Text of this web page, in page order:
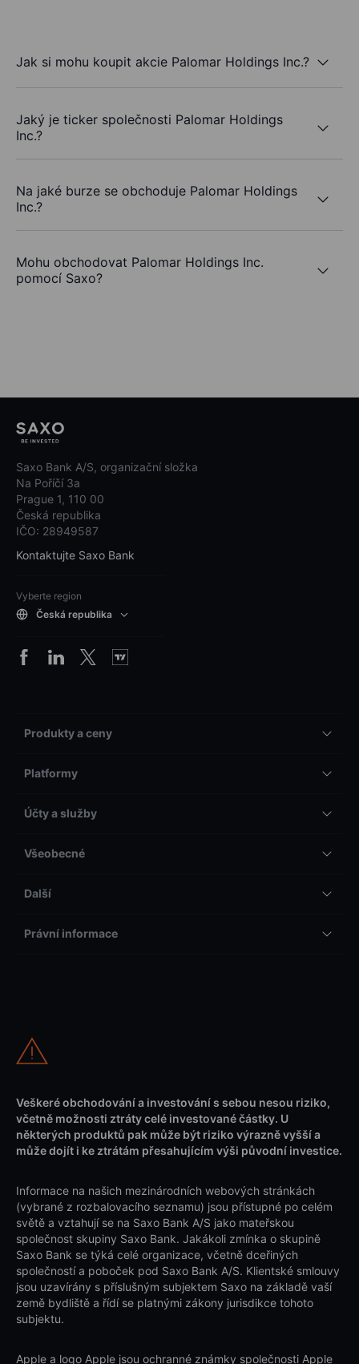
Jak si mohu koupit akcie Palomar Holdings Inc.?
Jaký je ticker společnosti Palomar Holdings
Inc.?
Na jaké burze se obchoduje Palomar Holdings
Inc.?
Mohu obchodovat Palomar Holdings Inc.
pomocí Saxo?
Saxo Bank A/S, organizační složka
Na Poříčí 3a
Prague 1, 110 00
Česká republika
IČO: 28949587
Kontaktujte Saxo Bank
Vyberte region
Česká republika
Produkty a ceny
Platformy
Účty a služby
Všeobecné
Další
Právní informace
Veškeré obchodování a investování s sebou nesou riziko,
včetně možnosti ztráty celé investované částky. U
některých produktů pak může být riziko výrazně vyšší a
může dojít i ke ztrátám přesahujícím výši původní investice.
Informace na našich mezinárodních webových stránkách
(vybrané z rozbalovacího seznamu) jsou přístupné po celém
světě a vztahují se na Saxo Bank A/S jako mateřskou
společnost skupiny Saxo Bank. Jakákoli zmínka o skupině
Saxo Bank se týká celé organizace, včetně dceřiných
společností a poboček pod Saxo Bank A/S. Klientské smlouvy
jsou uzavírány s příslušným subjektem Saxo na základě vaší
země bydliště a řídí se platnými zákony jurisdikce tohoto
subjektu.
Apple a logo Apple jsou ochranné známky společnosti Apple